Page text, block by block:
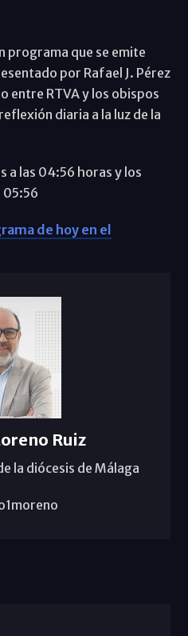
programa que se emite
por Rafael J. Pérez
entre RTVA y los obispos
diaria a la luz de la
a las 04:56 horas y los
05:56
de hoy en el
Ruiz
la diócesis de Málaga